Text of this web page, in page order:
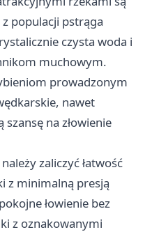
z populacji pstrąga
czysta woda i
muchowym.
prowadzonym
nawet
na złowienie
zaliczyć łatwość
z minimalną presją
łowienie bez
z oznakowanymi